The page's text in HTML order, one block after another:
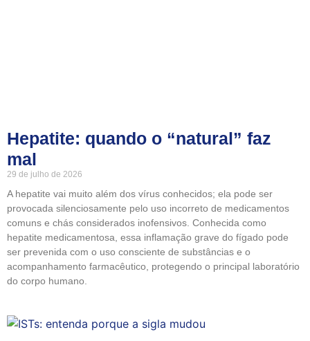
Hepatite: quando o “natural” faz
mal
29 de julho de 2026
A hepatite vai muito além dos vírus conhecidos; ela pode ser
provocada silenciosamente pelo uso incorreto de medicamentos
comuns e chás considerados inofensivos. Conhecida como
hepatite medicamentosa, essa inflamação grave do fígado pode
ser prevenida com o uso consciente de substâncias e o
acompanhamento farmacêutico, protegendo o principal laboratório
do corpo humano.